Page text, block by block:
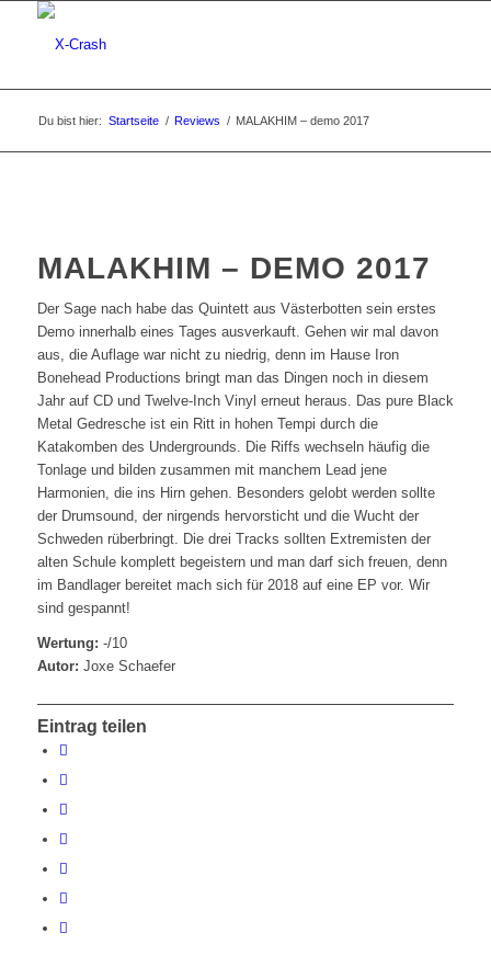
Du bist hier: Startseite / Reviews / MALAKHIM – demo 2017
MALAKHIM – DEMO 2017
Der Sage nach habe das Quintett aus Västerbotten sein erstes
Demo innerhalb eines Tages ausverkauft. Gehen wir mal davon
aus, die Auflage war nicht zu niedrig, denn im Hause Iron
Bonehead Productions bringt man das Dingen noch in diesem
Jahr auf CD und Twelve-Inch Vinyl erneut heraus. Das pure Black
Metal Gedresche ist ein Ritt in hohen Tempi durch die
Katakomben des Undergrounds. Die Riffs wechseln häufig die
Tonlage und bilden zusammen mit manchem Lead jene
Harmonien, die ins Hirn gehen. Besonders gelobt werden sollte
der Drumsound, der nirgends hervorsticht und die Wucht der
Schweden rüberbringt. Die drei Tracks sollten Extremisten der
alten Schule komplett begeistern und man darf sich freuen, denn
im Bandlager bereitet mach sich für 2018 auf eine EP vor. Wir
sind gespannt!
Wertung: -/10
Autor: Joxe Schaefer
Eintrag teilen